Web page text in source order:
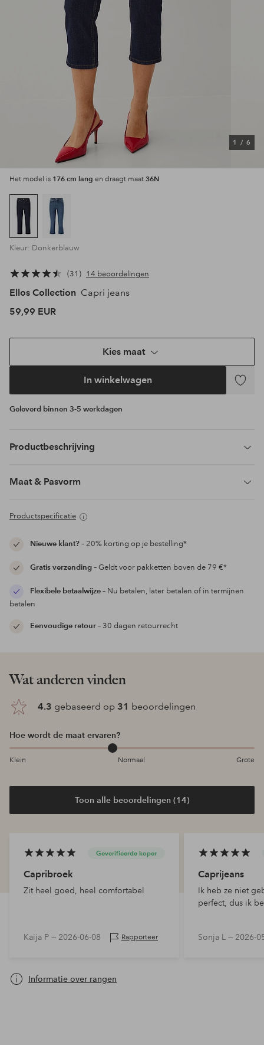
1 / 6
Het model is 176 cm lang en draagt maat 36N
Kleur: Donkerblauw
31 14 beoordelingen
Ellos Collection Capri jeans
59,99 EUR
Kies maat
In winkelwagen
Geleverd binnen 3-5 werkdagen
Productbeschrijving
Maat & Pasvorm
Productspecificatie
Nieuwe klant?– 20% korting op je bestelling*
Gratis verzending– Geldt voor pakketten boven de 79 €*
Flexibele betaalwijze– Nu betalen, later betalen of in termijnen
betalen
Eenvoudige retour– 30 dagen retourrecht
Wat anderen vinden
4.3 gebaseerd op 31 beoordelingen
Hoe wordt de maat ervaren?
Klein Normaal Grote
Toon alle beoordelingen (14)
Geverifieerde koper
Capribroek
Zit heel goed, heel comfortabel
Kaija P — 2026-06-08 Rapporteer
Caprijeans
Ik heb ze niet
perfect, dus ik
Sonja L — 2026-
Informatie over rangen